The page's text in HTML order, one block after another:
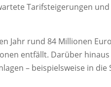
Tarifsteigerungen
Jahr rund 84 Millionen
entfällt. Darüber
– beispielsweise in